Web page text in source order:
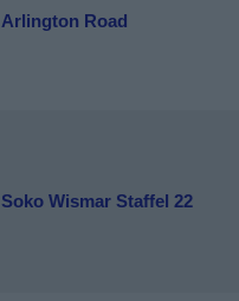
Arlington Road
Soko Wismar Staffel 22